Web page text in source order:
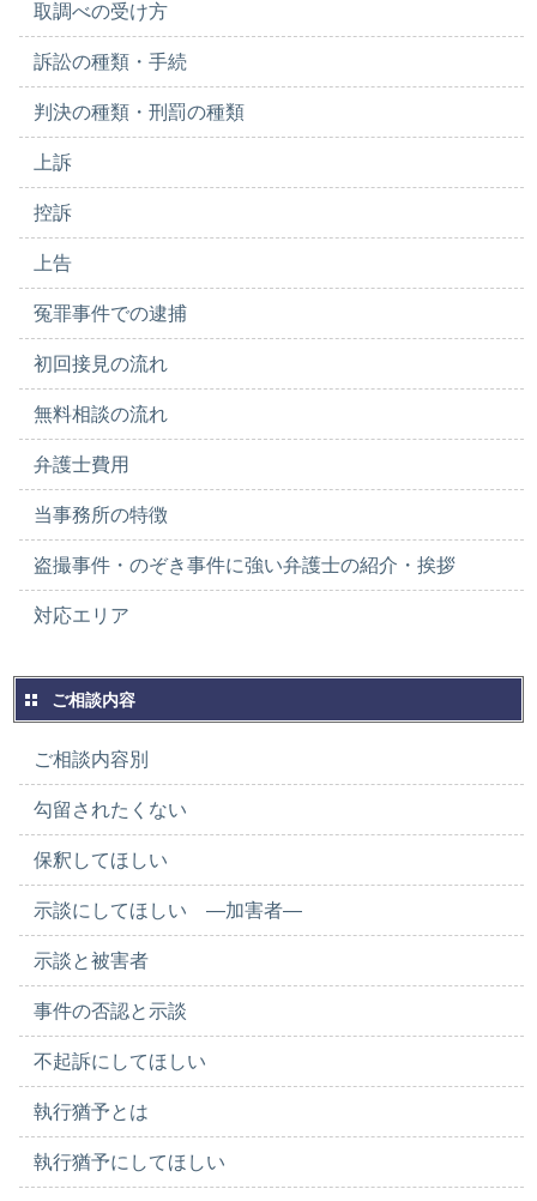
取調べの受け方
訴訟の種類・手続
判決の種類・刑罰の種類
上訴
控訴
上告
冤罪事件での逮捕
初回接見の流れ
無料相談の流れ
弁護士費用
当事務所の特徴
盗撮事件・のぞき事件に強い弁護士の紹介・挨拶
対応エリア
ご相談内容
ご相談内容別
勾留されたくない
保釈してほしい
示談にしてほしい ―加害者―
示談と被害者
事件の否認と示談
不起訴にしてほしい
執行猶予とは
執行猶予にしてほしい